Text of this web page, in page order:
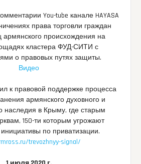
You-tube канале HAYASA
права торговли граждан
происхождения на
кластера ФУД-СИТИ с
о правовых путях защиты.
Видео
к правовой поддержке процесса
армянского духовного и
наследия в Крыму, где старым
150-ти которым угрожают
по приватизации.
trevozhnyy-signal/